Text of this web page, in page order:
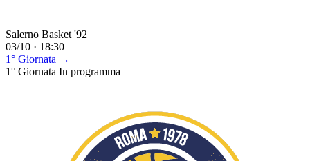
Salerno Basket '92
03/10 · 18:30
1° Giornata →
1° Giornata In programma